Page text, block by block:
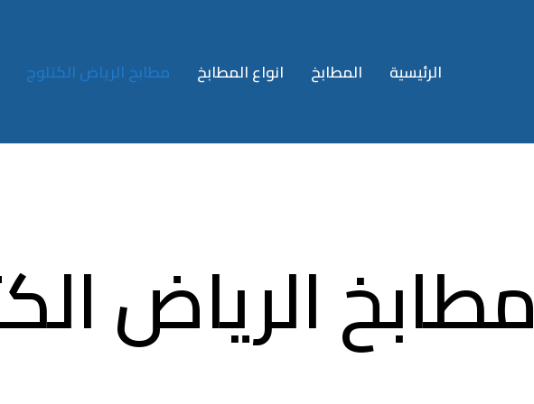
الرئيسية المطابخ انواع المطابخ مطابخ الرياض الكتلوج
مطابخ الرياض